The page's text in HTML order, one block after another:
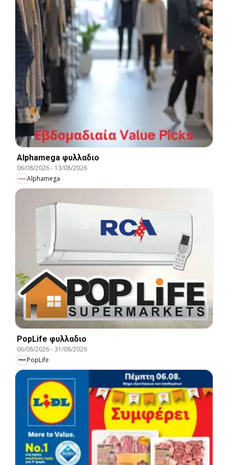
Alphamega φυλλαδιο
06/08/2026- 13/08/2026
Alphamega
PopLife φυλλαδιο
06/08/2026-31/08/2026
PopLife